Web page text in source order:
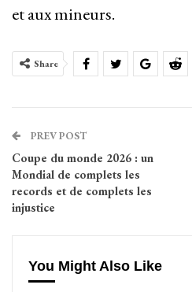
et aux mineurs.
Share
PREV POST
Coupe du monde 2026 : un
Mondial de complets les
records et de complets les
injustice
You Might Also Like